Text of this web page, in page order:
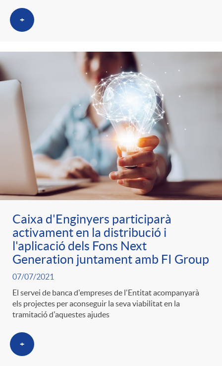
+
Caixa d'Enginyers participarà
activament en la distribució i
l'aplicació dels Fons Next
Generation juntament amb FI Group
07/07/2021
El servei de banca d'empreses de l'Entitat acompanyarà
els projectes per aconseguir la seva viabilitat en la
tramitació d'aquestes ajudes
+